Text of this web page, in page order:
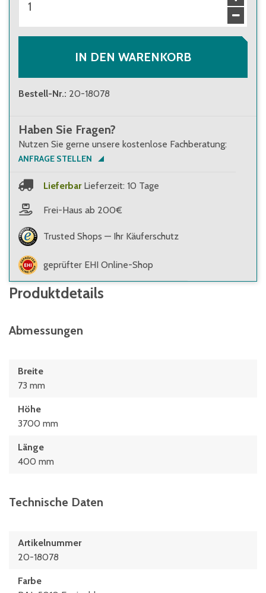
IN DEN WARENKORB
Bestell-Nr.: 20-18078
Haben Sie Fragen?
Nutzen Sie gerne unsere kostenlose Fachberatung:
ANFRAGE STELLEN
Lieferbar Lieferzeit: 10 Tage
Frei-Haus ab 200€
Trusted Shops — Ihr Käuferschutz
geprüfter EHI Online-Shop
Produktdetails
Abmessungen
Breite
73 mm
Höhe
3700 mm
Länge
400 mm
Technische Daten
Artikelnummer
20-18078
Farbe